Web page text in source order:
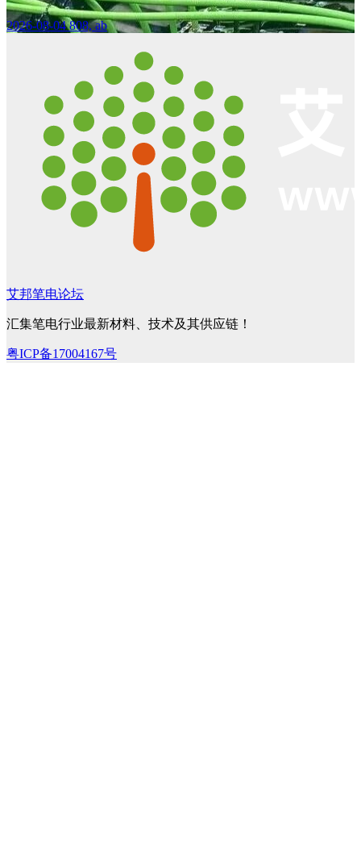
2026-08-04808, ab
艾邦笔电论坛
汇集笔电行业最新材料、技术及其供应链！
粤ICP备17004167号